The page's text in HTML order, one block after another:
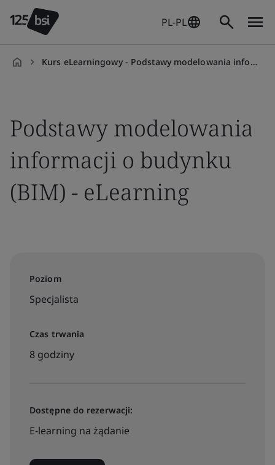
PL-PL
Kurs eLearningowy - Podstawy modelowania informacji o budynku
Podstawy modelowania
informacji o budynku
(BIM) - eLearning
Poziom
Specjalista
Czas trwania
8 godziny
Dostępne do rezerwacji:
E-learning na żądanie